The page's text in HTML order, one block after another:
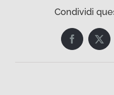
Condividi
Facebook